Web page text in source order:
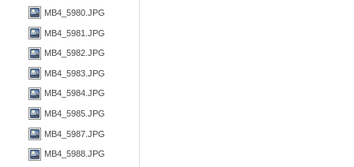
MB4_5980.JPG
MB4_5981.JPG
MB4_5982.JPG
MB4_5983.JPG
MB4_5984.JPG
MB4_5985.JPG
MB4_5987.JPG
MB4_5988.JPG